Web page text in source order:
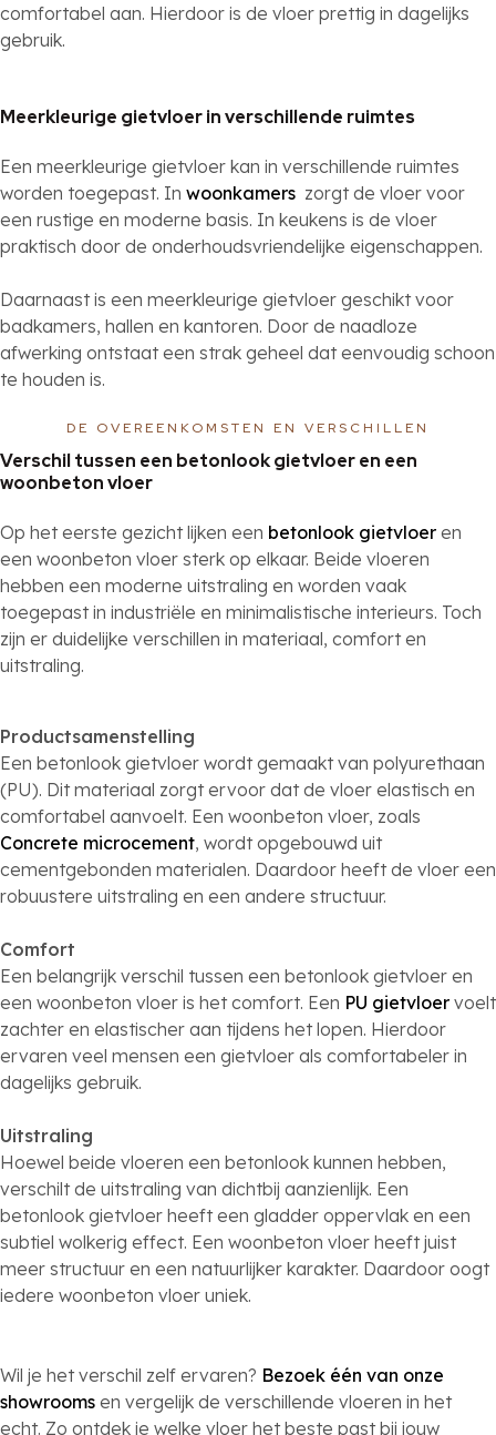
comfortabel aan. Hierdoor is de vloer prettig in dagelijks
gebruik.
Meerkleurige gietvloer in verschillende ruimtes
Een meerkleurige gietvloer kan in verschillende ruimtes
worden toegepast. In woonkamers zorgt de vloer voor
een rustige en moderne basis. In keukens is de vloer
praktisch door de onderhoudsvriendelijke eigenschappen.
Daarnaast is een meerkleurige gietvloer geschikt voor
badkamers, hallen en kantoren. Door de naadloze
afwerking ontstaat een strak geheel dat eenvoudig schoon
te houden is.
DE OVEREENKOMSTEN EN VERSCHILLEN
Verschil tussen een betonlook gietvloer en een
woonbeton vloer
Op het eerste gezicht lijken een betonlook gietvloer en
een woonbeton vloer sterk op elkaar. Beide vloeren
hebben een moderne uitstraling en worden vaak
toegepast in industriële en minimalistische interieurs. Toch
zijn er duidelijke verschillen in materiaal, comfort en
uitstraling.
Productsamenstelling
Een betonlook gietvloer wordt gemaakt van polyurethaan
(PU). Dit materiaal zorgt ervoor dat de vloer elastisch en
comfortabel aanvoelt. Een woonbeton vloer, zoals
Concrete microcement, wordt opgebouwd uit
cementgebonden materialen. Daardoor heeft de vloer een
robuustere uitstraling en een andere structuur.
Comfort
Een belangrijk verschil tussen een betonlook gietvloer en
een woonbeton vloer is het comfort. Een PU gietvloer voelt
zachter en elastischer aan tijdens het lopen. Hierdoor
ervaren veel mensen een gietvloer als comfortabeler in
dagelijks gebruik.
Uitstraling
Hoewel beide vloeren een betonlook kunnen hebben,
verschilt de uitstraling van dichtbij aanzienlijk. Een
betonlook gietvloer heeft een gladder oppervlak en een
subtiel wolkerig effect. Een woonbeton vloer heeft juist
meer structuur en een natuurlijker karakter. Daardoor oogt
iedere woonbeton vloer uniek.
Wil je het verschil zelf ervaren? Bezoek één van onze
showrooms en vergelijk de verschillende vloeren in het
echt. Zo ontdek je welke vloer het beste past bij jouw